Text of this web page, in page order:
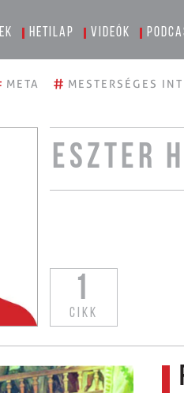
Hetilap Videók
META # MESTERSÉGES
ESZTER
1
CIKK